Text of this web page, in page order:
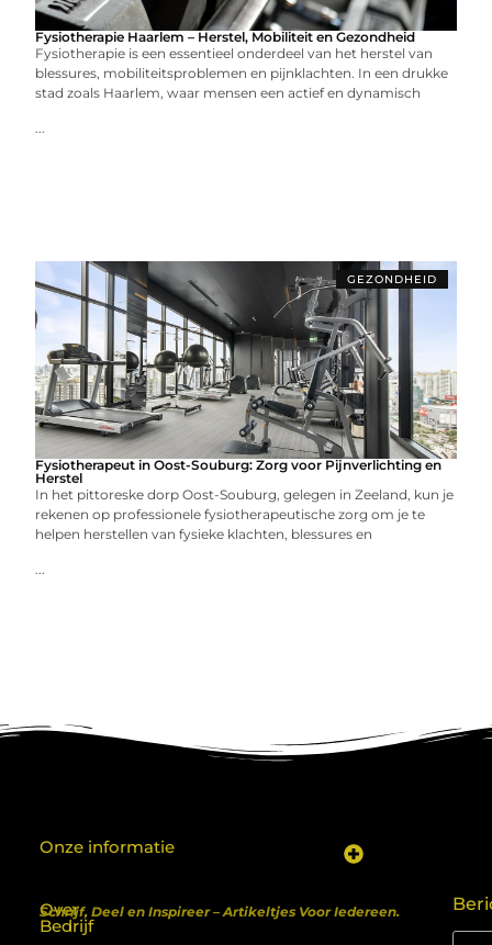
Fysiotherapie Haarlem – Herstel, Mobiliteit en Gezondheid
Fysiotherapie is een essentieel onderdeel van het herstel van
blessures, mobiliteitsproblemen en pijnklachten. In een drukke
stad zoals Haarlem, waar mensen een actief en dynamisch
...
GEZONDHEID
Fysiotherapeut in Oost-Souburg: Zorg voor Pijnverlichting en
Herstel
In het pittoreske dorp Oost-Souburg, gelegen in Zeeland, kun je
rekenen op professionele fysiotherapeutische zorg om je te
helpen herstellen van fysieke klachten, blessures en
...
Over
Bedrijf
Schrijf, Deel en Inspireer – Artikeltjes Voor Iedereen.
Onze informatie